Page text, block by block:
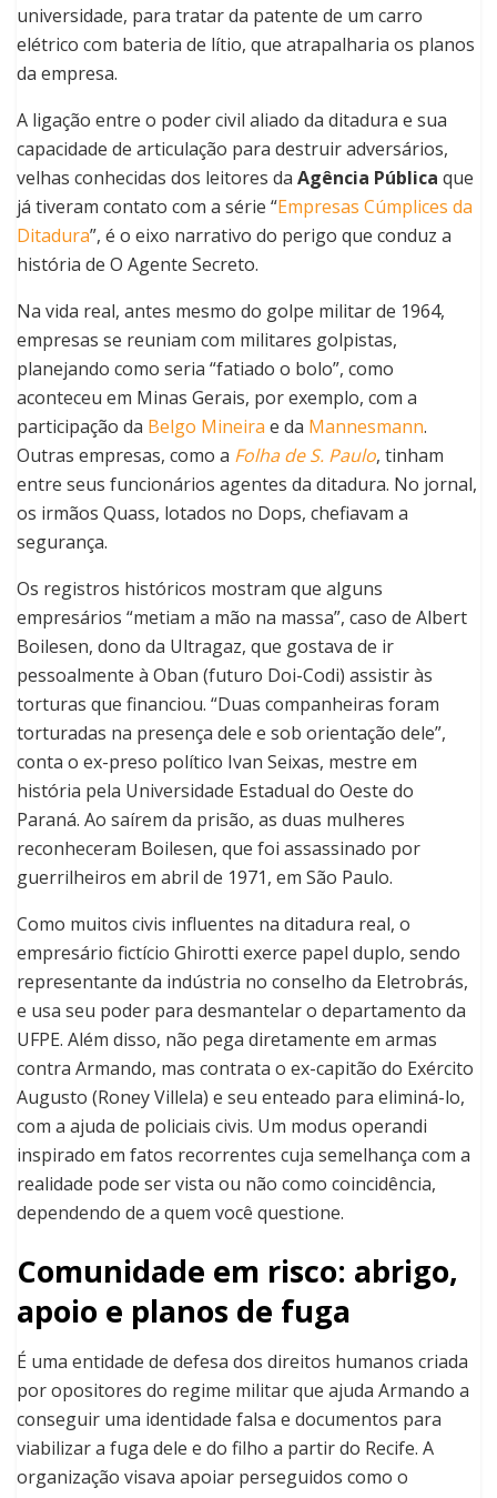
universidade, para tratar da patente de um carro
elétrico com bateria de lítio, que atrapalharia os planos
da empresa.
A ligação entre o poder civil aliado da ditadura e sua
capacidade de articulação para destruir adversários,
velhas conhecidas dos leitores da Agência Pública que
já tiveram contato com a série “Empresas Cúmplices da
Ditadura”, é o eixo narrativo do perigo que conduz a
história de O Agente Secreto.
Na vida real, antes mesmo do golpe militar de 1964,
empresas se reuniam com militares golpistas,
planejando como seria “fatiado o bolo”, como
aconteceu em Minas Gerais, por exemplo, com a
participação da Belgo Mineira e da Mannesmann.
Outras empresas, como a Folha de S. Paulo, tinham
entre seus funcionários agentes da ditadura. No jornal,
os irmãos Quass, lotados no Dops, chefiavam a
segurança.
Os registros históricos mostram que alguns
empresários “metiam a mão na massa”, caso de Albert
Boilesen, dono da Ultragaz, que gostava de ir
pessoalmente à Oban (futuro Doi-Codi) assistir às
torturas que financiou. “Duas companheiras foram
torturadas na presença dele e sob orientação dele”,
conta o ex-preso político Ivan Seixas, mestre em
história pela Universidade Estadual do Oeste do
Paraná. Ao saírem da prisão, as duas mulheres
reconheceram Boilesen, que foi assassinado por
guerrilheiros em abril de 1971, em São Paulo.
Como muitos civis influentes na ditadura real, o
empresário fictício Ghirotti exerce papel duplo, sendo
representante da indústria no conselho da Eletrobrás,
e usa seu poder para desmantelar o departamento da
UFPE. Além disso, não pega diretamente em armas
contra Armando, mas contrata o ex-capitão do Exército
Augusto (Roney Villela) e seu enteado para eliminá-lo,
com a ajuda de policiais civis. Um modus operandi
inspirado em fatos recorrentes cuja semelhança com a
realidade pode ser vista ou não como coincidência,
dependendo de a quem você questione.
Comunidade em risco: abrigo,
apoio e planos de fuga
É uma entidade de defesa dos direitos humanos criada
por opositores do regime militar que ajuda Armando a
conseguir uma identidade falsa e documentos para
viabilizar a fuga dele e do filho a partir do Recife. A
organização visava apoiar perseguidos como o